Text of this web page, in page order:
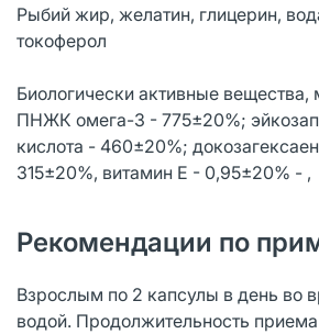
Рыбий жир, желатин, глицерин,
токоферол
Биологически активные вещества,
ПНЖК омега-3 - 775±20%;
кислота - 460±20%;
315±20%, витамин Е - 0,95±20% - ,
Рекомендации по
Взрослым по 2 капсулы в день во
водой. Продолжительность